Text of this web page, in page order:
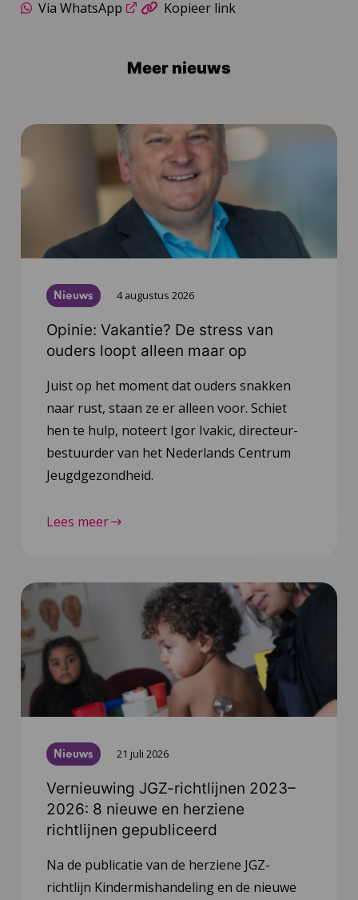
Via WhatsApp Kopieer link
Meer nieuws
Nieuws 4 augustus 2026
Opinie: Vakantie? De stress van
ouders loopt alleen maar op
Juist op het moment dat ouders snakken
naar rust, staan ze er alleen voor. Schiet
hen te hulp, noteert Igor Ivakic, directeur-
bestuurder van het Nederlands Centrum
Jeugdgezondheid.
Lees meer
Nieuws 21 juli 2026
Vernieuwing JGZ-richtlijnen 2023–
2026: 8 nieuwe en herziene
richtlijnen gepubliceerd
Na de publicatie van de herziene JGZ-
richtlijn Kindermishandeling en de nieuwe